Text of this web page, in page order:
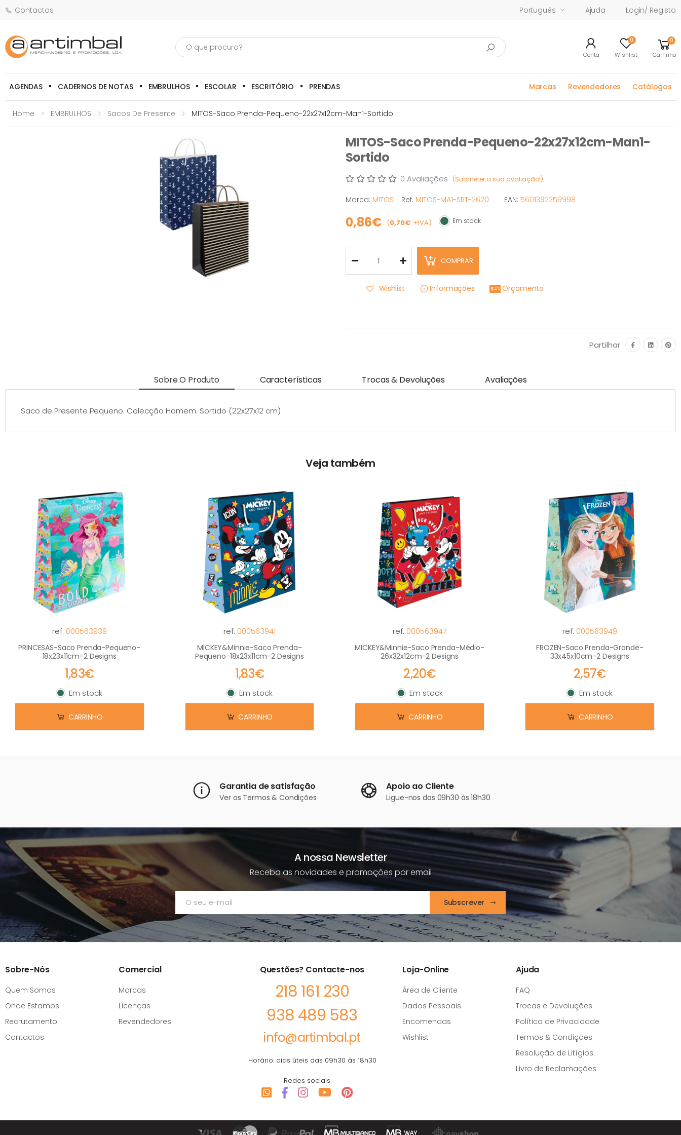
Contactos Português Ajuda Login/ Registo
Pesquisa
Conta
0
Wishlist
0
Carrinho
AGENDAS CADERNOS DE NOTAS EMBRULHOS ESCOLAR ESCRITÓRIO PRENDAS Marcas Revendedores Catálogos
Home EMBRULHOS Sacos De Presente MITOS-Saco Prenda-Pequeno-22x27x12cm-Man1-Sortido
MITOS-Saco Prenda-Pequeno-22x27x12cm-Man1-
Sortido
0 Avaliações (Submeter a sua avaliação!)
Marca: MITOS Ref. MITOS-MA1-SRT-2620 EAN: 5601392259998
0,86€ (0,70€ +IVA) Em stock
Em stock
COMPRAR
Wishlist Informações Orçamento
Partilhar
Sobre O Produto Características Trocas & Devoluções Avaliações
Saco de Presente Pequeno. Colecção Homem. Sortido (22x27x12 cm)
Veja também
ref: 000563939
PRINCESAS-Saco Prenda-Pequeno-
18x23x11cm-2 Designs
1,83€
Em stock
Em stock
CARRINHO
ref: 000563941
MICKEY&Minnie-Saco Prenda-
Pequeno-18x23x11cm-2 Designs
1,83€
Em stock
Em stock
CARRINHO
ref: 000563947
MICKEY&Minnie-Saco Prenda-Médio-
26x32x12cm-2 Designs
2,20€
Em stock
Em stock
CARRINHO
ref: 000563949
FROZEN-Saco Prenda-Grande-
33x45x10cm-2 Designs
2,57€
Em stock
Em stock
CARRINHO
Garantia de satisfação
Ver os Termos & Condições
Apoio ao Cliente
Ligue-nos das 09h30 às 18h30
A nossa Newsletter
Receba as novidades e promoções por email
Subscrever
Sobre-Nós
Quem Somos
Onde Estamos
Recrutamento
Contactos
Comercial
Marcas
Licenças
Revendedores
Questões? Contacte-nos
218 161 230
938 489 583
info@artimbal.pt
Horário: dias úteis das 09h30 às 18h30
Redes sociais
Loja-Online
Área de Cliente
Dados Pessoais
Encomendas
Wishlist
Ajuda
FAQ
Trocas e Devoluções
Política de Privacidade
Termos & Condições
Resolução de Litígios
Livro de Reclamações